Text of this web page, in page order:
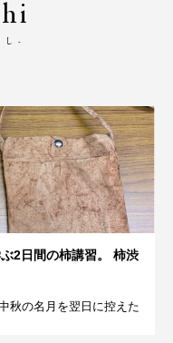
し-
2日間の柿講習。 柿渋
秋の名月を翌日に控えた